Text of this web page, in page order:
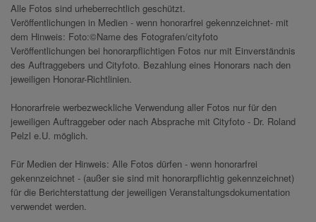
Alle Fotos sind urheberrechtlich geschützt.
Veröffentlichungen in Medien - wenn honorarfrei gekennzeichnet- mit
dem Hinweis: Foto:©Name des Fotografen/cityfoto
Veröffentlichungen bei honorarpflichtigen Fotos nur mit Einverständnis
des Auftraggebers und Cityfoto. Bezahlung eines Honorars nach den
jeweiligen Honorar-Richtlinien.
Honorarfreie werbezweckliche Verwendung aller Fotos nur für den
jeweiligen Auftraggeber oder nach Absprache mit Cityfoto - Dr. Roland
Pelzl e.U. möglich.
Für Medien der Hinweis: Alle Fotos dürfen - wenn honorarfrei
gekennzeichnet - (außer sie sind mit honorarpflichtig gekennzeichnet)
für die Berichterstattung der jeweiligen Veranstaltungsdokumentation
verwendet werden.